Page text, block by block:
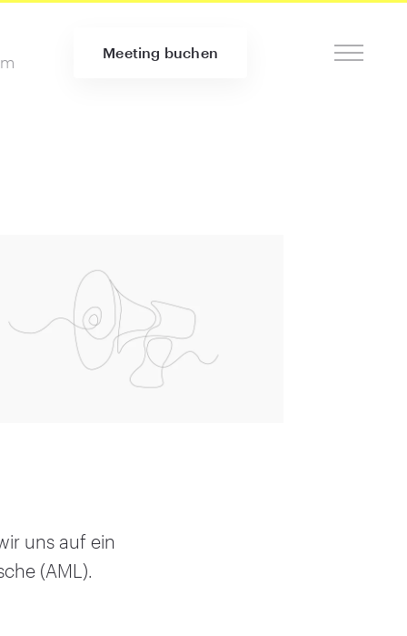
Meeting buchen
uns auf ein
(AML).